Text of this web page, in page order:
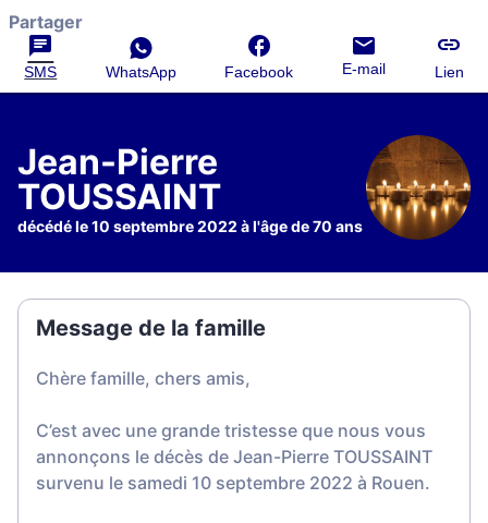
Partager
SMS WhatsApp Facebook E-mail Lien
Jean-Pierre
TOUSSAINT
décédé le 10 septembre 2022 à l'âge de 70 ans
Message de la famille
Chère famille, chers amis,
C’est avec une grande tristesse que nous vous
annonçons le décès de Jean-Pierre TOUSSAINT
survenu le samedi 10 septembre 2022 à Rouen.